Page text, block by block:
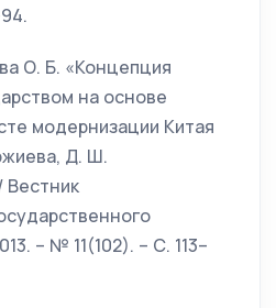
О. Б. «Концепция
на основе
модернизации Китая
Д. Ш.
– № 11(102). – С. 113–